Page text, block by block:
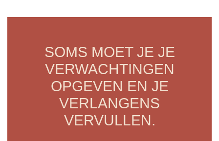
SOMS MOET JE JE
VERWACHTINGEN
OPGEVEN EN JE
VERLANGENS
VERVULLEN.